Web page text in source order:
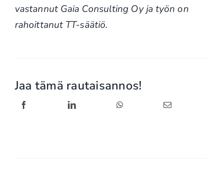
vastannut Gaia Consulting Oy ja työn on
rahoittanut TT-säätiö.
Jaa tämä rautaisannos!